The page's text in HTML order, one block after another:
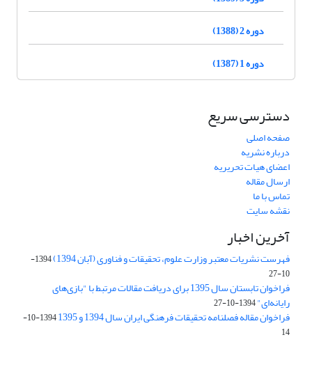
دوره 2 (1388)
دوره 1 (1387)
دسترسی سریع
صفحه اصلی
درباره نشریه
اعضای هیات تحریریه
ارسال مقاله
تماس با ما
نقشه سایت
آخرین اخبار
فهرست نشریات معتبر وزارت علوم، تحقیقات و فناوری (آبان 1394)
1394-
10-27
فراخوان تابستان سال 1395 برای دریافت مقالات مرتبط با "بازی‌های
رایانه‌ای"1394-10-27
فراخوان مقاله فصلنامه تحقیقات فرهنگی ایران سال 1394 و 1395
1394-10-
14